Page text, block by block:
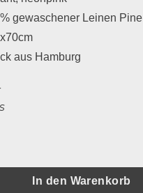
gewaschener Leinen Pine
aus Hamburg
Croissant Menge
In den Warenkorb